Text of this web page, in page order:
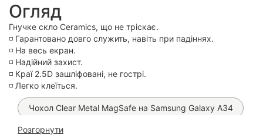
Огляд
Гнучке скло Ceramics, що не тріскає.
◽️ Гарантовано довго служить, навіть при падіннях.
◽️ На весь екран.
◽️ Надійний захист.
◽️ Краї 2.5D зашліфовані, не гострі.
◽️ Легко клеїться.
Чохол Clear Metal MagSafe на Samsung Galaxy A34
Чохол Matt Ring на Samsung Galaxy A34
Розгорнути